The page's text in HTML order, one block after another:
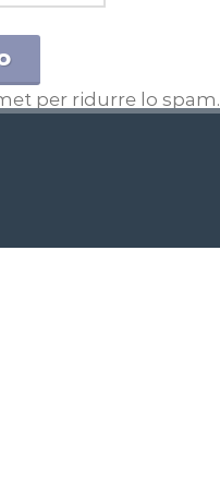
per ridurre lo spam.